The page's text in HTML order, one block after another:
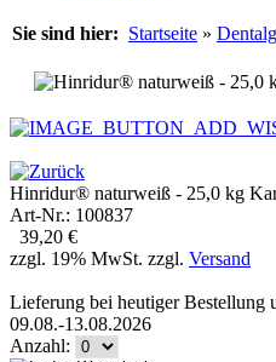
Sie sind hier: Startseite »
Hinridur® naturweiß - 25,0 kg
Art-Nr.: 100837
39,20 €
zzgl. 19% MwSt. zzgl. Versand
Lieferung bei heutiger Bestellung
09.08.-13.08.2026
Anzahl: